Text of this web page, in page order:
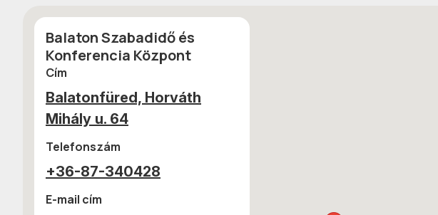
Balaton Szabadidő és
Konferencia Központ
Cím
Balatonfüred, Horváth
Mihály u. 64
Telefonszám
+36-87-340428
E-mail cím